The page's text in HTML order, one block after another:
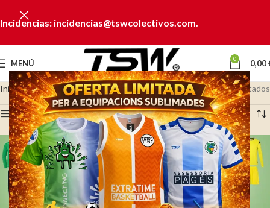
Incidencias: incidencias@tswcolectivos.com.
MENÚ 0 0,00
Inicio CF ARENYS DE MAR Mostrando los 14 resultados
Ver barra lateral